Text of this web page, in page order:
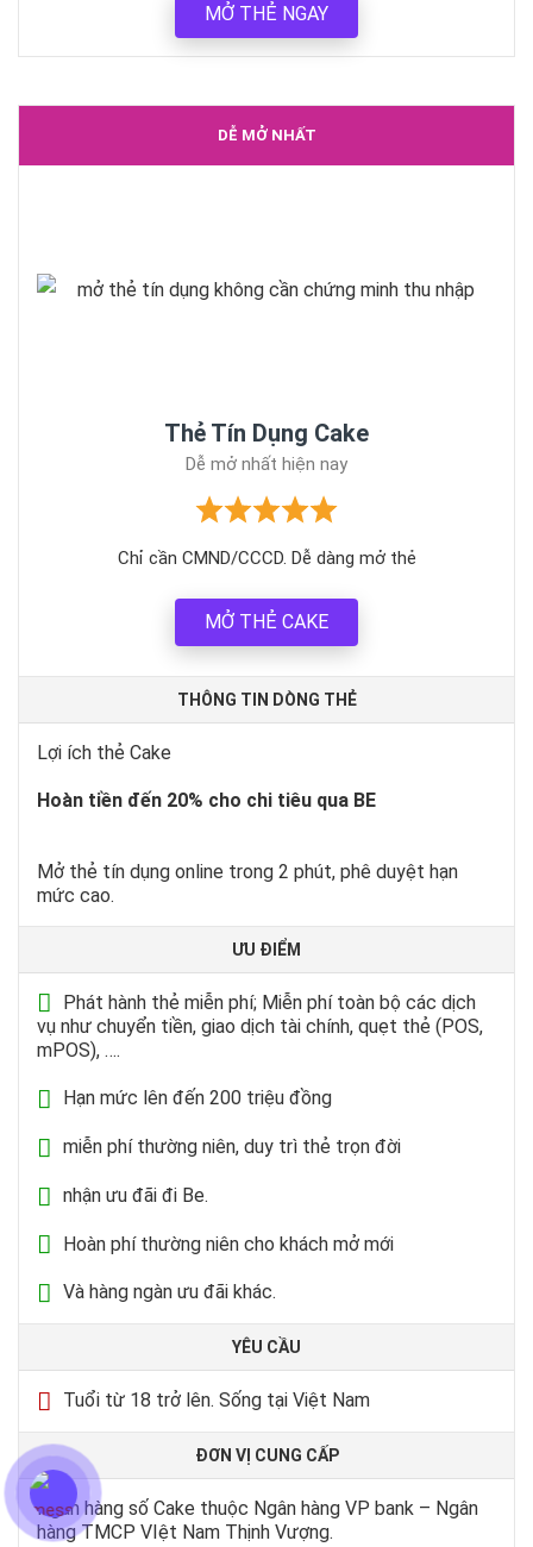
MỞ THẺ NGAY
DỄ MỞ NHẤT
Thẻ Tín Dụng Cake
Dễ mở nhất hiện nay
Chỉ cần CMND/CCCD. Dễ dàng mở thẻ
MỞ THẺ CAKE
THÔNG TIN DÒNG THẺ
Lợi ích thẻ Cake
Hoàn tiền đến 20% cho chi tiêu qua BE
Mở thẻ tín dụng online trong 2 phút, phê duyệt hạn
mức cao.
ƯU ĐIỂM
Phát hành thẻ miễn phí; Miễn phí toàn bộ các dịch
vụ như chuyển tiền, giao dịch tài chính, quẹt thẻ (POS,
mPOS), ….
Hạn mức lên đến 200 triệu đồng
miễn phí thường niên, duy trì thẻ trọn đời
nhận ưu đãi đi Be.
Hoàn phí thường niên cho khách mở mới
Và hàng ngàn ưu đãi khác.
YÊU CẦU
Tuổi từ 18 trở lên. Sống tại Việt Nam
ĐƠN VỊ CUNG CẤP
Ngân hàng số Cake thuộc Ngân hàng VP bank – Ngân
hàng TMCP VIệt Nam Thịnh Vượng.